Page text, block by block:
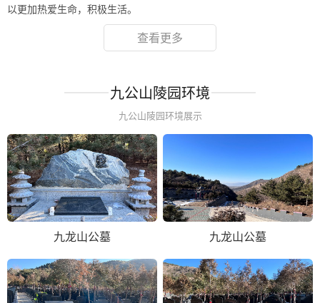
以更加热爱生命，积极生活。
查看更多
九公山陵园环境
九公山陵园环境展示
九龙山公墓 九龙山公墓